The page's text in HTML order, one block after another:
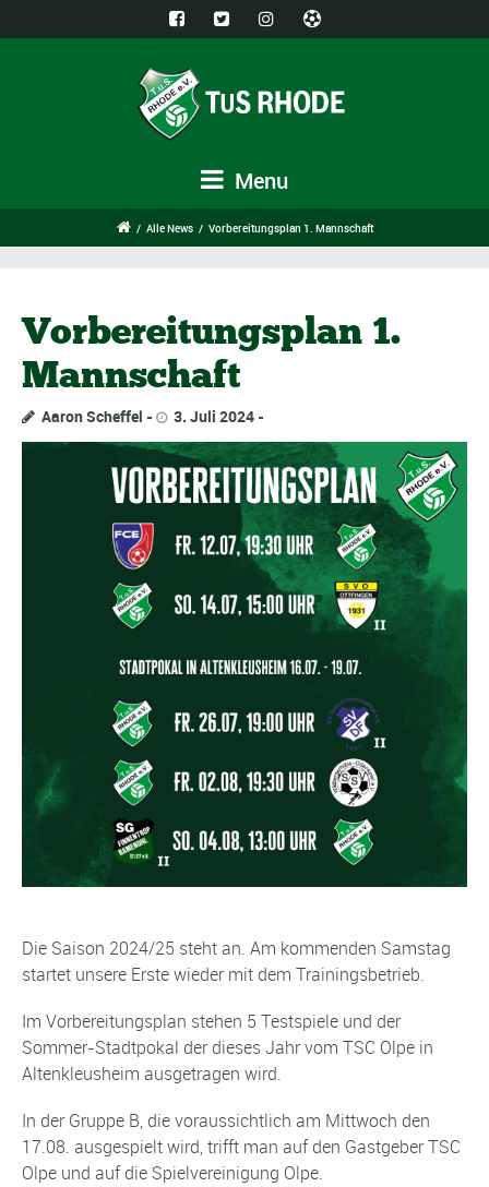
Menu
/ Alle News / Vorbereitungsplan 1. Mannschaft
Vorbereitungsplan 1.
Mannschaft
Aaron Scheffel 3. Juli 2024
Die Saison 2024/25 steht an. Am kommenden Samstag
startet unsere Erste wieder mit dem Trainingsbetrieb.
Im Vorbereitungsplan stehen 5 Testspiele und der
Sommer-Stadtpokal der dieses Jahr vom TSC Olpe in
Altenkleusheim ausgetragen wird.
In der Gruppe B, die voraussichtlich am Mittwoch den
17.08. ausgespielt wird, trifft man auf den Gastgeber TSC
Olpe und auf die Spielvereinigung Olpe.